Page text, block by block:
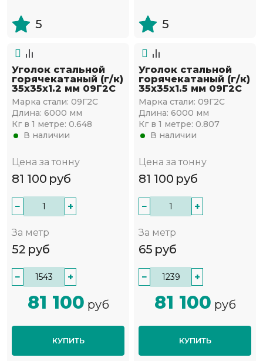
5 5
Уголок стальной
горячекатаный (г/к)
35х35x1.2 мм 09Г2С
Марка стали: 09Г2С
Длина: 6000 мм
Кг в 1 метре: 0.648
В наличии
Цена за тонну
81 100 руб
− +
За метр
52 руб
− +
81 100 руб
КУПИТЬ
Уголок стальной
горячекатаный (г/к)
35х35x1.5 мм 09Г2С
Марка стали: 09Г2С
Длина: 6000 мм
Кг в 1 метре: 0.807
В наличии
Цена за тонну
81 100 руб
− +
За метр
65 руб
− +
81 100 руб
КУПИТЬ